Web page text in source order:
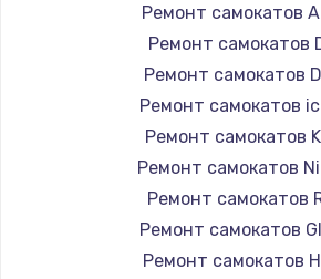
Ремонт самокатов
Ремонт самокатов
Ремонт самокатов
Ремонт самокатов
Ремонт самокатов
Ремонт самокатов
Ремонт самокатов
Ремонт самокатов
Ремонт самокатов